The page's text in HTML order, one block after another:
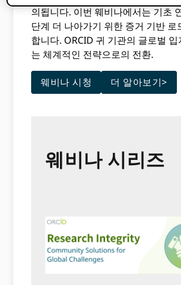
의됩니다. 이번 웨비나에서는 기초
단계 더 나아가기 위한 증거 기반 로
합니다. ORCID 귀 기관의 글로벌
는 체계적인 전략으로의 전환.
웨비나 시청 더 알아보기>
웨비나 시리즈